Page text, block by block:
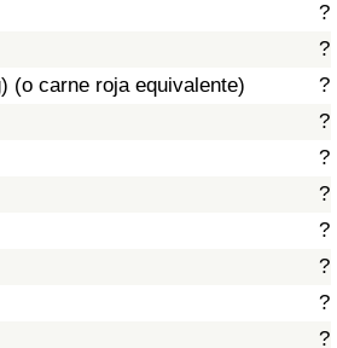
?
?
(o carne roja equivalente)
?
?
?
?
?
?
?
?
País
(Actual)
por País